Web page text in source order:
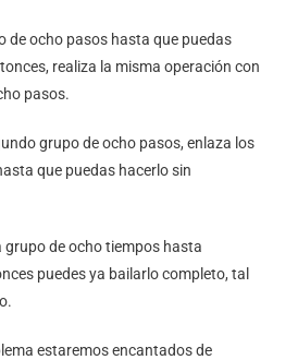
de ocho pasos hasta que puedas
realiza la misma operación con
pasos.
grupo de ocho pasos, enlaza los
que puedas hacerlo sin
grupo de ocho tiempos hasta
puedes ya bailarlo completo, tal
estaremos encantados de